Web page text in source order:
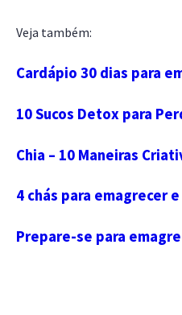
Veja também:
Cardápio 30 dias para
10 Sucos Detox para
Chia – 10 Maneiras
4 chás para emagrecer
Prepare-se para